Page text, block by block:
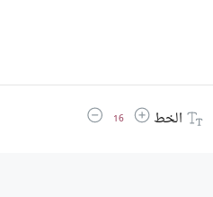
الخطزيادة حجم الخط
16 تقليل حجم الخط